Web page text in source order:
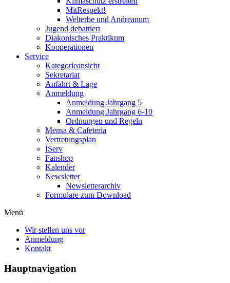
MitRespekt!
Welterbe und Andreanum
Jugend debattiert
Diakonisches Praktikum
Kooperationen
Service
Kategorieansicht
Sekretariat
Anfahrt & Lage
Anmeldung
Anmeldung Jahrgang 5
Anmeldung Jahrgang 6-10
Ordnungen und Regeln
Mensa & Cafeteria
Vertretungsplan
IServ
Fanshop
Kalender
Newsletter
Newsletterarchiv
Formulare zum Download
Menü
Wir stellen uns vor
Anmeldung
Kontakt
Hauptnavigation